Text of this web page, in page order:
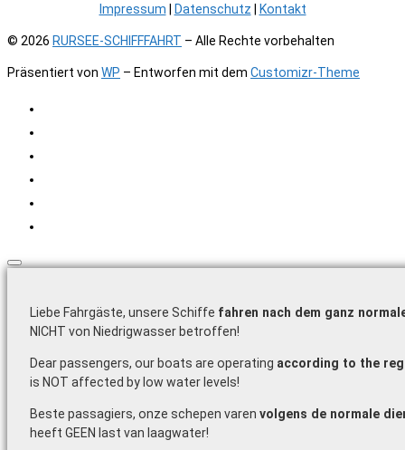
Impressum Datenschutz Kontakt
© 2026 RURSEE-SCHIFFFAHRT – Alle Rechte vorbehalten
Präsentiert von WP – Entworfen mit dem Customizr-Theme
Liebe Fahrgäste, unsere Schiffe fahren nach dem ganz
NICHT von Niedrigwasser betroffen!
Dear passengers, our boats are operating according to the
is NOT affected by low water levels!
Beste passagiers, onze schepen varen volgens de normale
heeft GEEN last van laagwater!